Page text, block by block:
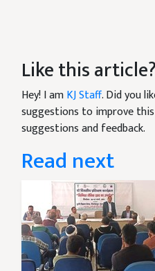
Like this article?
Hey! I amKJ Staff. Did you
suggestions to improve
suggestions and feedback.
Read next